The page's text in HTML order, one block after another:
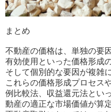
まとめ
不動産の価格は、単独の要
有効使用といった価格形成
そして個別的な要因が複雑
これらの価格形成プロセス
例比較法、収益還元法とい
動産の適正な市場価値が算